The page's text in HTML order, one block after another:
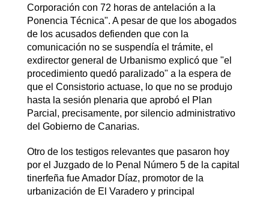
Corporación con 72 horas de antelación a la
Ponencia Técnica". A pesar de que los abogados
de los acusados defienden que con la
comunicación no se suspendía el trámite, el
exdirector general de Urbanismo explicó que "el
procedimiento quedó paralizado" a la espera de
que el Consistorio actuase, lo que no se produjo
hasta la sesión plenaria que aprobó el Plan
Parcial, precisamente, por silencio administrativo
del Gobierno de Canarias.
Otro de los testigos relevantes que pasaron hoy
por el Juzgado de lo Penal Número 5 de la capital
tinerfeña fue Amador Díaz, promotor de la
urbanización de El Varadero y principal